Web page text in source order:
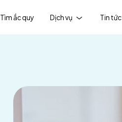
Tìm ắc quy Dịch vụ Tin tức